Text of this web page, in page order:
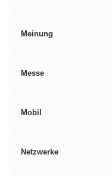
Meinung
Messe
Mobil
Netzwerke